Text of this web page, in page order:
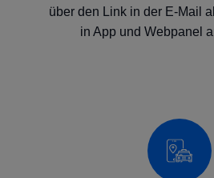
über den Link in der E-Mail
in App und Webpanel